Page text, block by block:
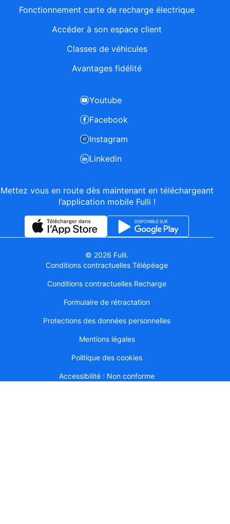
Mettez vous en route dès maintenant en téléchargeant
l’application mobile Fulli !
Fonctionnement carte de recharge électrique
Accéder à son espace client
Classes de véhicules
Avantages fidélité
Youtube
Facebook
Instagram
Linkedin
© 2026 Fulli.
Conditions contractuelles Télépéage
Conditions contractuelles Recharge
Formulaire de rétractation
Protections des données personnelles
Mentions légales
Politique des cookies
Accessibilité : Non conforme